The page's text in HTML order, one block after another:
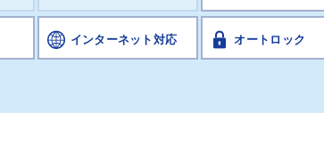
インターネット対応 オートロック